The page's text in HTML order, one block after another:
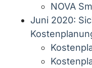
NOVA
Juni 2020: